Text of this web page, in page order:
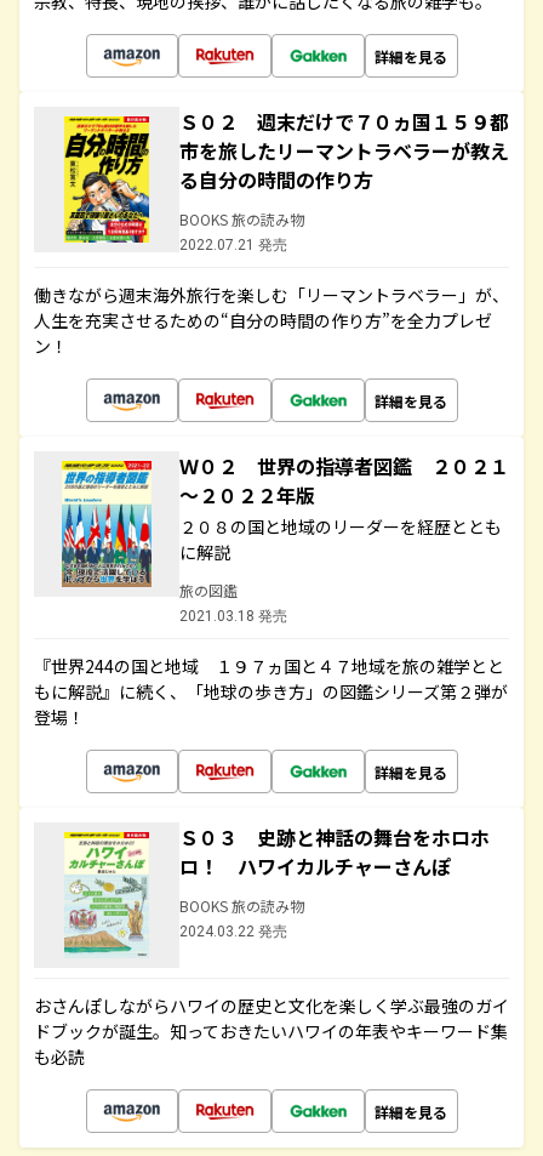
詳細を見る
Ｓ０２ 週末だけで７０ヵ国１５９都
市を旅したリーマントラベラーが教え
る自分の時間の作り方
BOOKS 旅の読み物
2022.07.21 発売
働きながら週末海外旅行を楽しむ「リーマントラベラー」が、
人生を充実させるための“自分の時間の作り方”を全力プレゼ
ン！
詳細を見る
Ｗ０２ 世界の指導者図鑑 ２０２１
～２０２２年版
２０８の国と地域のリーダーを経歴ととも
に解説
旅の図鑑
2021.03.18 発売
『世界244の国と地域 １９７ヵ国と４７地域を旅の雑学とと
もに解説』に続く、「地球の歩き方」の図鑑シリーズ第２弾が
登場！
詳細を見る
Ｓ０３ 史跡と神話の舞台をホロホ
ロ！ ハワイカルチャーさんぽ
BOOKS 旅の読み物
2024.03.22 発売
おさんぽしながらハワイの歴史と文化を楽しく学ぶ最強のガイ
ドブックが誕生。知っておきたいハワイの年表やキーワード集
も必読
詳細を見る